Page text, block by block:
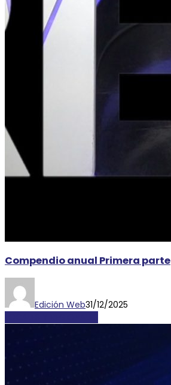
Compendio anual Primera parte
Edición Web31/12/2025